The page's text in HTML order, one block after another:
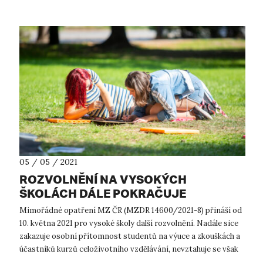
05 / 05 / 2021
ROZVOLNĚNÍ NA VYSOKÝCH
ŠKOLÁCH DÁLE POKRAČUJE
Mimořádné opatření MZ ČR (MZDR 14600/2021-8) přináší od
10. května 2021 pro vysoké školy další rozvolnění. Nadále sice
zakazuje osobní přítomnost studentů na výuce a zkouškách a
účastníků kurzů celoživotního vzdělávání, nevztahuje se však